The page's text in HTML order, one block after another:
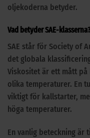
oljekoderna betyder.
Vad betyder SAE-klasserna?
SAE står för Society of
det globala
Viskositet är ett mått
olika temperaturer. En
viktigt för kallstarter,
höga temperaturer.
En vanlig beteckning är